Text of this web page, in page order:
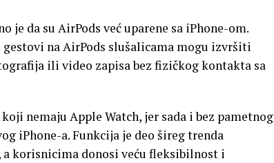
je da su AirPods već uparene sa iPhone-om.
na AirPods slušalicama mogu izvršiti
ili video zapisa bez fizičkog kontakta sa
nemaju Apple Watch, jer sada i bez pametnog
iPhone-a. Funkcija je deo šireg trenda
korisnicima donosi veću fleksibilnost i